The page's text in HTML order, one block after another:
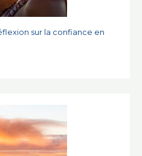
sur la confiance en